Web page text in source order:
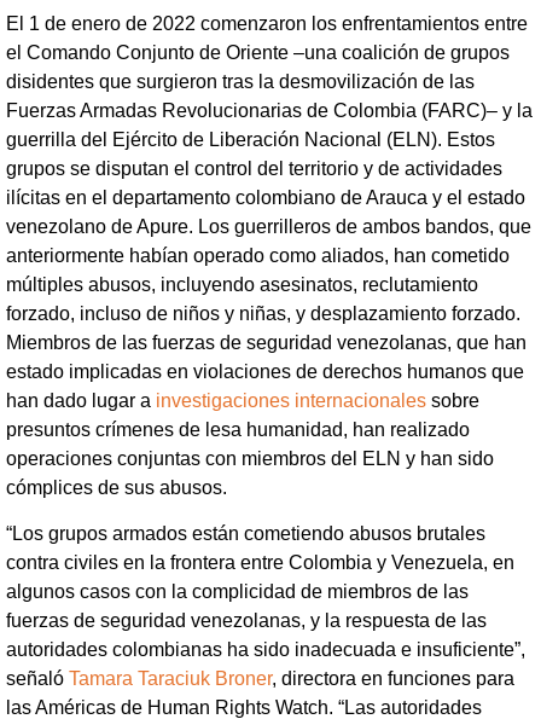
El 1 de enero de 2022 comenzaron los enfrentamientos entre
el Comando Conjunto de Oriente –una coalición de grupos
disidentes que surgieron tras la desmovilización de las
Fuerzas Armadas Revolucionarias de Colombia (FARC)– y la
guerrilla del Ejército de Liberación Nacional (ELN). Estos
grupos se disputan el control del territorio y de actividades
ilícitas en el departamento colombiano de Arauca y el estado
venezolano de Apure. Los guerrilleros de ambos bandos, que
anteriormente habían operado como aliados, han cometido
múltiples abusos, incluyendo asesinatos, reclutamiento
forzado, incluso de niños y niñas, y desplazamiento forzado.
Miembros de las fuerzas de seguridad venezolanas, que han
estado implicadas en violaciones de derechos humanos que
han dado lugar a investigaciones internacionales sobre
presuntos crímenes de lesa humanidad, han realizado
operaciones conjuntas con miembros del ELN y han sido
cómplices de sus abusos.
“Los grupos armados están cometiendo abusos brutales
contra civiles en la frontera entre Colombia y Venezuela, en
algunos casos con la complicidad de miembros de las
fuerzas de seguridad venezolanas, y la respuesta de las
autoridades colombianas ha sido inadecuada e insuficiente”,
señaló Tamara Taraciuk Broner, directora en funciones para
las Américas de Human Rights Watch. “Las autoridades